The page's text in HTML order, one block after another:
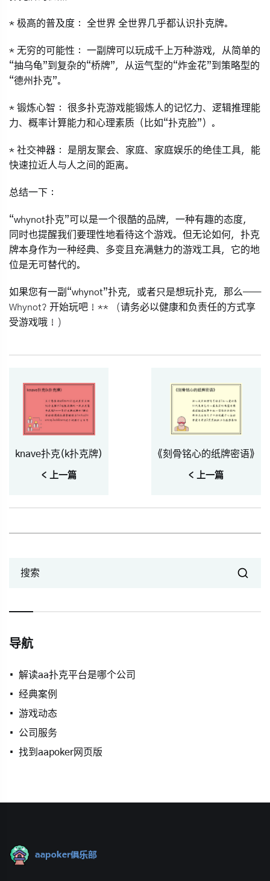
* 极高的普及度： 全世界 全世界几乎都认识扑克牌。
* 无穷的可能性：
一副牌可以玩成千上万种游戏，从简单的
“抽乌龟”到复杂的“桥牌”，从运气型的“炸金花”到策略型的
“德州扑克”。
* 锻炼心智：
很多扑克游戏能锻炼人的记忆力、逻辑推理能
力、概率计算能力和心理素质（比如“扑克脸”）。
* 社交神器：
是朋友聚会、家庭、家庭娱乐的绝佳工具，能
快速拉近人与人之间的距离。
总结一下：
“whynot扑克”可以是一个很酷的品牌，一种有趣的态度，
同时也提醒我们要理性地看待这个游戏。但无论如何，扑克
牌本身作为一种经典、多变且充满魅力的游戏工具，它的地
位是无可替代的。
如果您有一副“whynot”扑克，或者只是想玩扑克，那么——
Whynot? 开始玩吧！** （请务必以健康和负责任的方式享
受游戏哦！）
knave扑克(k扑克牌)
< 上一篇
《刻骨铭心的纸牌密语》
< 上一篇
搜索
导航
解读aa扑克平台是哪个公司
经典案例
游戏动态
公司服务
找到aapoker网页版